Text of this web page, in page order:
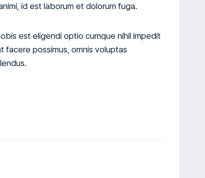
id est laborum et dolorum fuga.
est eligendi optio cumque nihil impedit
facere possimus, omnis voluptas